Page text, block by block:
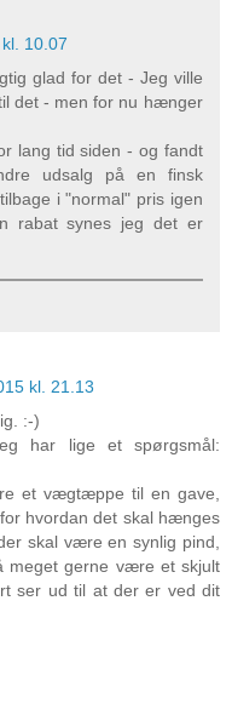
10.07
glad for det - Jeg ville
det - men for nu hænger
lang tid siden - og fandt
udsalg på en finsk
i "normal" pris igen
rabat synes jeg det er
kl. 21.13
:-)
har lige et spørgsmål:
et vægtæppe til en gave,
hvordan det skal hænges
skal være en synlig pind,
meget gerne være et skjult
ser ud til at der er ved dit